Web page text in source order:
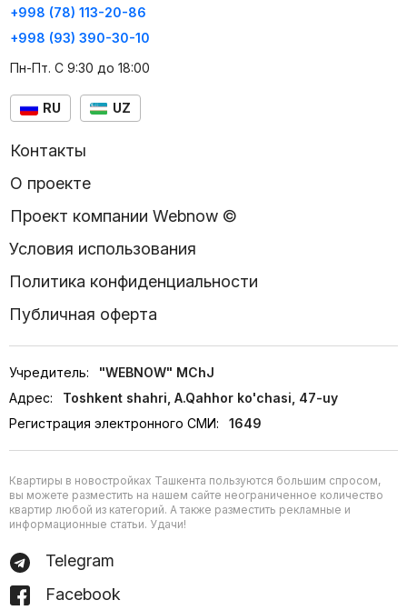
+998 (78) 113-20-86
+998 (93) 390-30-10
Пн-Пт. С 9:30 до 18:00
RU UZ
Контакты
О проекте
Проект компании Webnow ©
Условия использования
Политика конфиденциальности
Публичная оферта
Учредитель:
"WEBNOW" MChJ
Адрес:
Toshkent shahri, A.Qahhor ko'chasi, 47-uy
Регистрация электронного СМИ:
1649
Квартиры в новостройках Ташкента пользуются большим спросом,
вы можете разместить на нашем сайте неограниченное количество
квартир любой из категорий. А также разместить рекламные и
информационные статьи. Удачи!
Telegram
Facebook